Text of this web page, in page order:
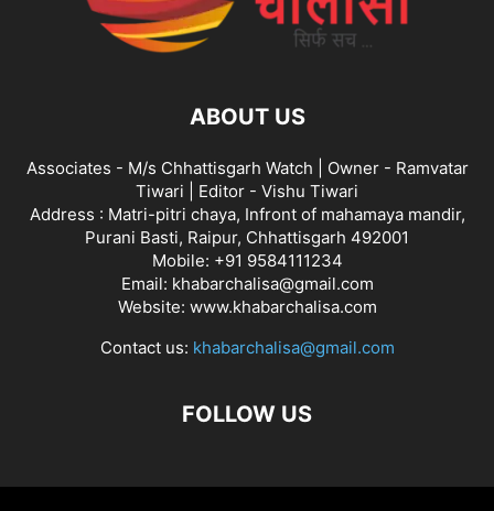
ABOUT US
Associates - M/s Chhattisgarh Watch | Owner - Ramvatar
Tiwari | Editor - Vishu Tiwari
Address : Matri-pitri chaya, Infront of mahamaya mandir,
Purani Basti, Raipur, Chhattisgarh 492001
Mobile: +91 9584111234
Email: khabarchalisa@gmail.com
Website: www.khabarchalisa.com
Contact us: khabarchalisa@gmail.com
FOLLOW US